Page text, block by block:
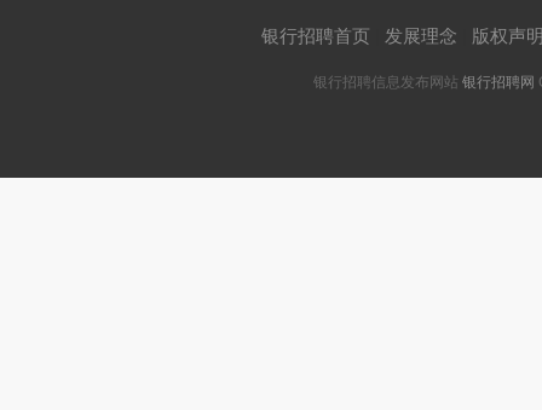
银行招聘首页 发展理念 版权声
银行招聘信息发布网站 银行招聘网